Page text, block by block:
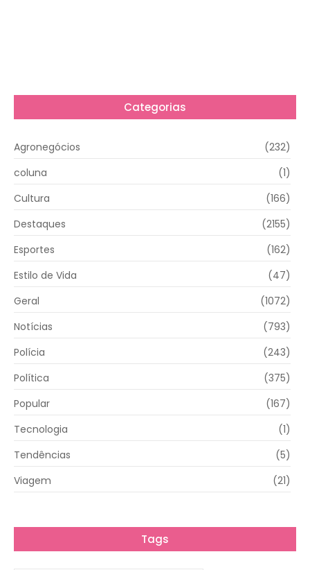
Categorias
Agronegócios
(232)
coluna
(1)
Cultura
(166)
Destaques
(2155)
Esportes
(162)
Estilo de Vida
(47)
Geral
(1072)
Notícias
(793)
Polícia
(243)
Política
(375)
Popular
(167)
Tecnologia
(1)
Tendências
(5)
Viagem
(21)
Tags